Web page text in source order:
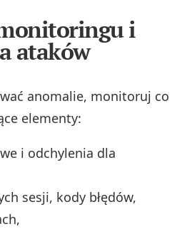
i
ataków
anomalie, monitoruj co
elementy:
i odchylenia dla
sesji, kody błędów,